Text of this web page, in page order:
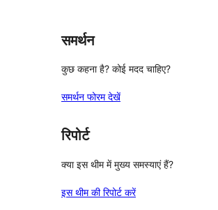
समर्थन
कुछ कहना है? कोई मदद चाहिए?
समर्थन फोरम देखें
रिपोर्ट
क्या इस थीम में मुख्य समस्याएं हैं?
इस थीम की रिपोर्ट करें